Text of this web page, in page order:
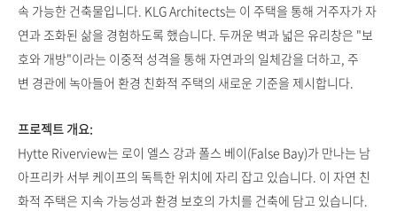
속 가능한 건축물입니다. KLG Architects는 이 주택을 통해 거주자가 자
연과 조화된 삶을 경험하도록 했습니다. 두꺼운 벽과 넓은 유리창은 "보
호와 개방"이라는 이중적 성격을 통해 자연과의 일체감을 더하고, 주
변 경관에 녹아들어 환경 친화적 주택의 새로운 기준을 제시합니다.
프로젝트 개요:
Hytte Riverview는 로이 엘스 강과 폴스 베이(False Bay)가 만나는 남
아프리카 서부 케이프의 독특한 위치에 자리 잡고 있습니다. 이 자연 친
화적 주택은 지속 가능성과 환경 보호의 가치를 건축에 담고 있습니다.